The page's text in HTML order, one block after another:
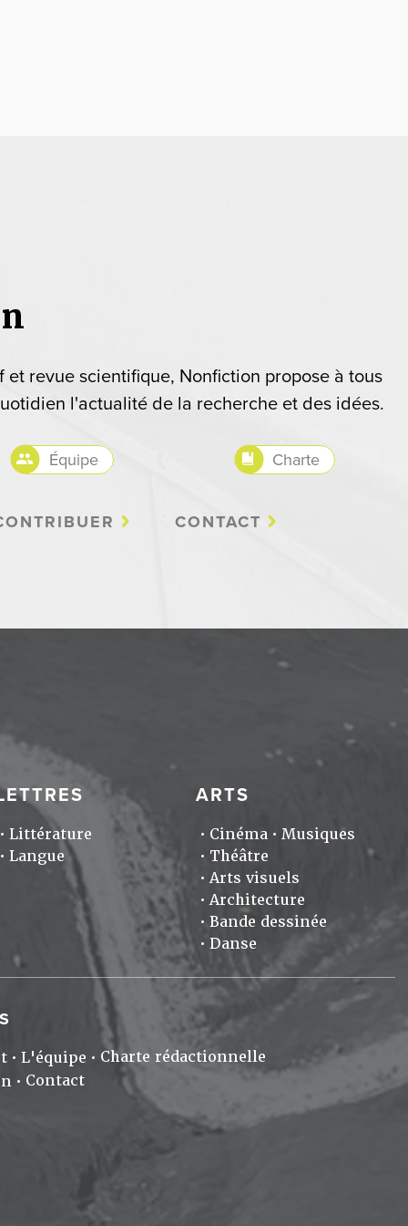
revue scientifique, Nonfiction propose à tous
l'actualité de la recherche et des idées.
Équipe Charte
CONTACT
Littérature
Langue
ARTS
Cinéma
Musiques
Théâtre
Arts visuels
Architecture
Bande dessinée
Danse
L'équipe
Charte rédactionnelle
Contact